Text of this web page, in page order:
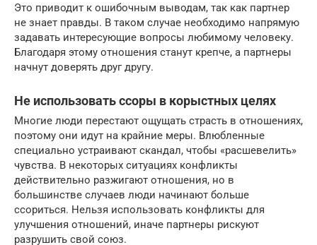
Это приводит к ошибочным выводам, так как партнер
не знает правды. В таком случае необходимо напрямую
задавать интересующие вопросы любимому человеку.
Благодаря этому отношения станут крепче, а партнеры
начнут доверять друг другу.
Не использовать ссоры в корыстных целях
Многие люди перестают ощущать страсть в отношениях,
поэтому они идут на крайние меры. Влюбленные
специально устраивают скандал, чтобы «расшевелить»
чувства. В некоторых ситуациях конфликты
действительно разжигают отношения, но в
большинстве случаев люди начинают больше
ссориться. Нельзя использовать конфликты для
улучшения отношений, иначе партнеры рискуют
разрушить свой союз.